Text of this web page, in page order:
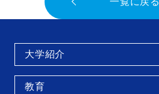
大学紹介
教育